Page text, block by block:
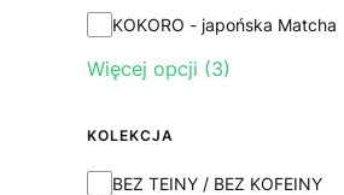
KOKORO - japońska Matcha
Więcej opcji (3)
KOLEKCJA
Kolekcja
BEZ TEINY / BEZ KOFEINY